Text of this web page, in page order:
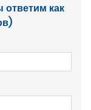
как